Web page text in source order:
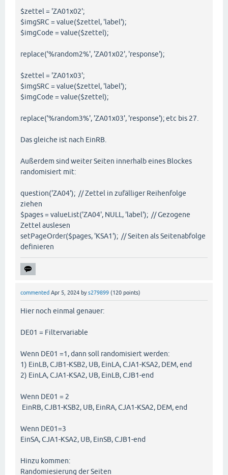
$zettel = 'ZA01x02';
$imgSRC = value($zettel, 'label');
$imgCode = value($zettel);
replace('%random2%', 'ZA01x02', 'response');
$zettel = 'ZA01x03';
$imgSRC = value($zettel, 'label');
$imgCode = value($zettel);
replace('%random3%', 'ZA01x03', 'response'); etc bis 27.
Das gleiche ist nach EinRB.
Außerdem sind weiter Seiten innerhalb eines Blockes
randomisiert mit:
question('ZA04'); // Zettel in zufälliger Reihenfolge
ziehen
$pages = valueList('ZA04', NULL, 'label'); // Gezogene
Zettel auslesen
setPageOrder($pages, 'KSA1'); // Seiten als Seitenabfolge
definieren
commented Apr 5, 2024 bys279899 (120 points)
Hier noch einmal genauer:
DE01 = Filtervariable
Wenn DE01 =1, dann soll randomisiert werden:
1) EinLB, CJB1-KSB2, UB, EinLA, CJA1-KSA2, DEM, end
2) EinLA, CJA1-KSA2, UB, EinLB, CJB1-end
Wenn DE01 = 2
EinRB, CJB1-KSB2, UB, EinRA, CJA1-KSA2, DEM, end
Wenn DE01=3
EinSA, CJA1-KSA2, UB, EinSB, CJB1-end
Hinzu kommen:
Randomiesierung der Seiten